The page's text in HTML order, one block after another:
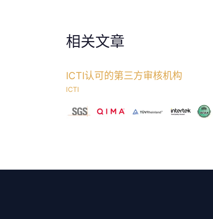
相关文章
ICTI认可的第三方审核机构
ICTI